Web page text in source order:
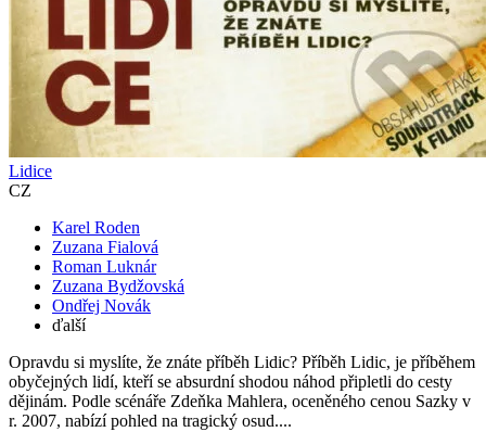
Lidice
CZ
Karel Roden
Zuzana Fialová
Roman Luknár
Zuzana Bydžovská
Ondřej Novák
ďalší
Opravdu si myslíte, že znáte příběh Lidic? Příběh Lidic, je příběhem
obyčejných lidí, kteří se absurdní shodou náhod připletli do cesty
dějinám. Podle scénáře Zdeňka Mahlera, oceněného cenou Sazky v
r. 2007, nabízí pohled na tragický osud....